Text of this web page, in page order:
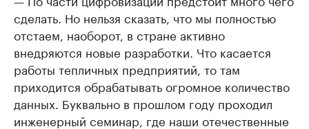
сделать. Но нельзя сказать, что мы полностью
отстаем, наоборот, в стране активно
внедряются новые разработки. Что касается
работы тепличных предприятий, то там
приходится обрабатывать огромное количество
данных. Буквально в прошлом году проходил
инженерный семинар, где наши отечественные